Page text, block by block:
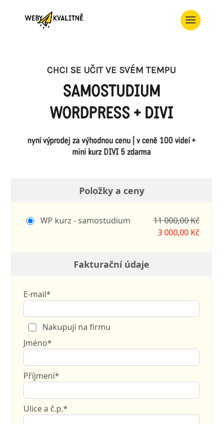
CHCI SE UČIT VE SVÉM TEMPU
SAMOSTUDIUM
WORDPRESS + DIVI
nyní výprodej za výhodnou cenu
| v ceně 100 videí +
mini kurz DIVI 5 zdarma
Položky a ceny
WP kurz - samostudium
11 000,00 Kč
3 000,00 Kč
Fakturační údaje
E-mail*
Nakupuji na firmu
Jméno*
Příjmení*
Ulice a č.p.*